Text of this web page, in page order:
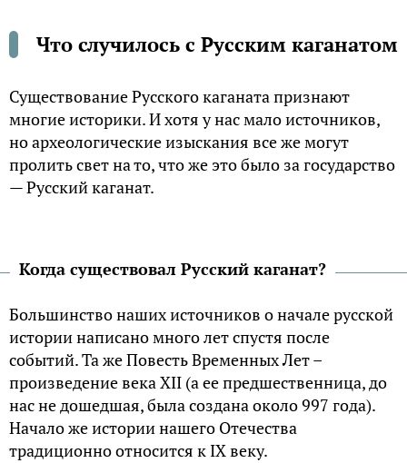
Что случилось с Русским каганатом
Существование Русского каганата признают
многие историки. И хотя у нас мало источников,
но археологические изыскания все же могут
пролить свет на то, что же это было за государство
— Русский каганат.
Когда существовал Русский каганат?
Большинство наших источников о начале русской
истории написано много лет спустя после
событий. Та же Повесть Временных Лет –
произведение века XII (а ее предшественница, до
нас не дошедшая, была создана около 997 года).
Начало же истории нашего Отечества
традиционно относится к IX веку.